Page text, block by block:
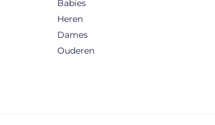
Babies
Heren
Dames
Ouderen